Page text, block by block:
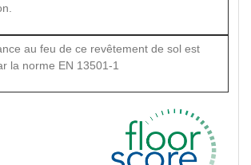
au feu de ce revêtement de sol est
la norme EN 13501-1